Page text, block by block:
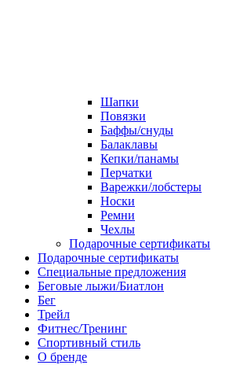
Шапки
Повязки
Баффы/снуды
Балаклавы
Кепки/панамы
Перчатки
Варежки/лобстеры
Носки
Ремни
Чехлы
Подарочные сертификаты
Подарочные сертификаты
Специальные предложения
Беговые лыжи/Биатлон
Бег
Трейл
Фитнес/Тренинг
Спортивный стиль
О бренде